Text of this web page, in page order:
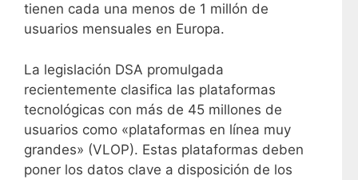
tienen cada una menos de 1 millón de
usuarios mensuales en Europa.
La legislación DSA promulgada
recientemente clasifica las plataformas
tecnológicas con más de 45 millones de
usuarios como «plataformas en línea muy
grandes» (VLOP). Estas plataformas deben
poner los datos clave a disposición de los